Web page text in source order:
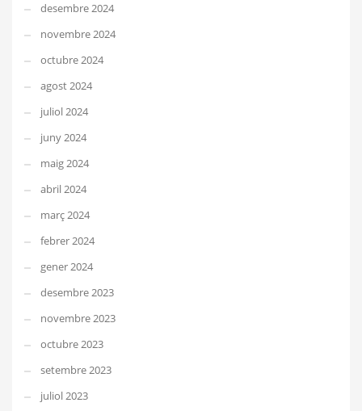
desembre 2024
novembre 2024
octubre 2024
agost 2024
juliol 2024
juny 2024
maig 2024
abril 2024
març 2024
febrer 2024
gener 2024
desembre 2023
novembre 2023
octubre 2023
setembre 2023
juliol 2023